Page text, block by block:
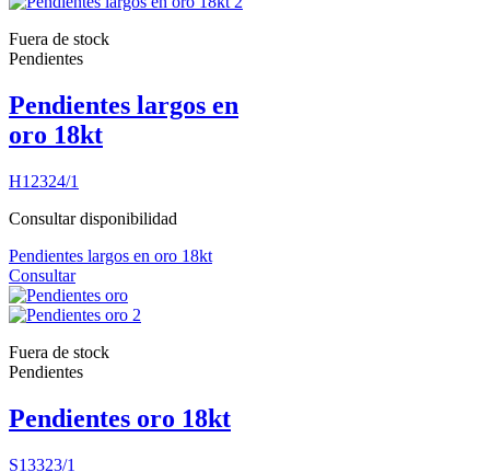
Fuera de stock
Pendientes
Pendientes largos en
oro 18kt
H12324/1
Consultar disponibilidad
Pendientes largos en oro 18kt
Consultar
Fuera de stock
Pendientes
Pendientes oro 18kt
S13323/1